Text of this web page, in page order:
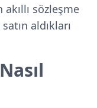
sözleşme
aldıkları